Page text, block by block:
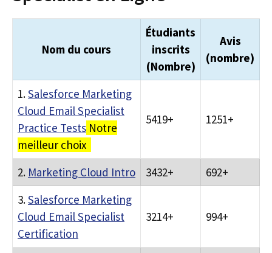
Nom du cours
Étudiants
inscrits
(Nombre)
Avis
(nombre)
1.Salesforce Marketing
Cloud Email Specialist
Practice Tests Notre
meilleur choix
5419+ 1251+
2. Marketing Cloud Intro 3432+
692+
3.Salesforce Marketing
Cloud Email Specialist
Certification
3214+ 994+